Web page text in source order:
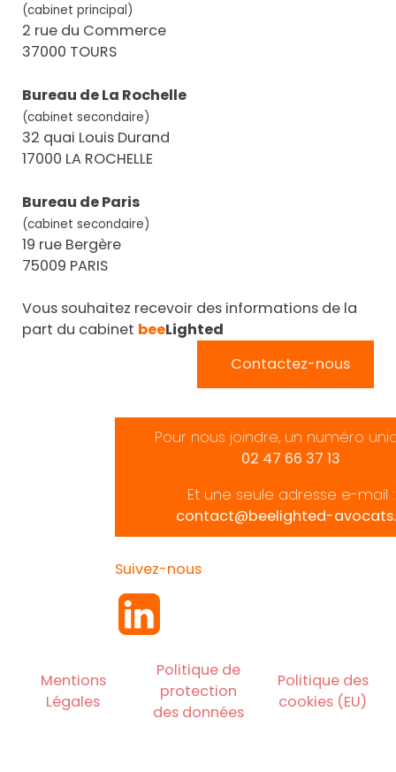
(cabinet principal)
2 rue du Commerce
37000 TOURS
Bureau de La Rochelle
(cabinet secondaire)
32 quai Louis Durand
17000 LA ROCHELLE
Bureau de Paris
(cabinet secondaire)
19 rue Bergère
75009 PARIS
Vous souhaitez recevoir des informations de la
part du cabinet beeLighted
Contactez-nous
Pour nous joindre, un numéro
02 47 66 37 13
Et une seule adresse e-mail :
contact@beelighted-
Suivez-nous
Mentions
Légales
Politique de
protection
des données
Politique des
cookies (EU)